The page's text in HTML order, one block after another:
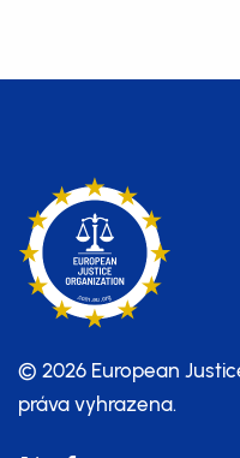
© 2026 European
práva vyhrazena.